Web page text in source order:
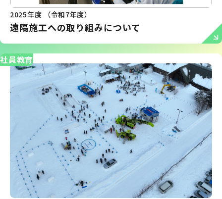
2025年度 （令和7年度）
遠隔施工への取り組みについて
社員教育